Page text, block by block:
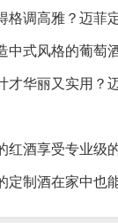
中式风格的葡萄
才华丽又实用？
红酒享受专业级
定制酒在家中也